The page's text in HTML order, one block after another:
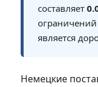
составляет
ограничений
является
Немецкие